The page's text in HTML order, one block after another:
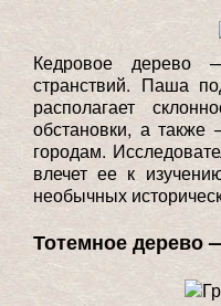
Кедровое дерево
странствий. Паша
располагает
обстановки, а
городам.
влечет ее к
необычных
Тотемное дерево